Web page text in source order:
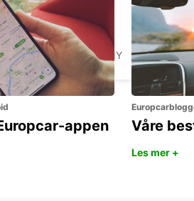
AACHEN
AACHEN - GERMANY
appen Våre
Les mer +